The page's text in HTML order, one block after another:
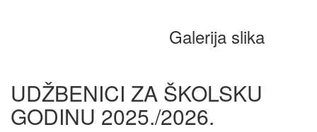
Galerija slika
UDŽBENICI ZA ŠKOLSKU
GODINU 2025./2026.